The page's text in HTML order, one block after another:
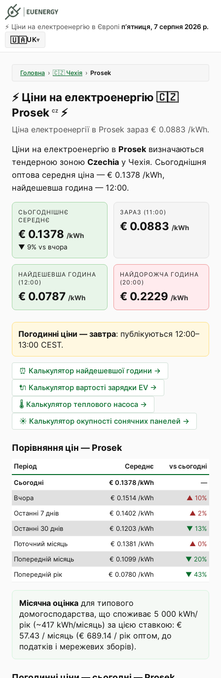
⚡️ Ціни на електроенергію в Європі пʼятниця, 7 серпня 2026 р.
🇺🇦UK▾
Головна › 🇨🇿 Чехія › Prosek
⚡️ Ціни на електроенергію 🇨🇿
Prosek CZ ⚡️
Ціна електроенергії в Prosek зараз € 0.0883 /kWh.
Ціни на електроенергію в Prosekвизначаються
тендерною зоною Czechia у Чехія. Сьогоднішня
оптова середня ціна — € 0.1378 /kWh,
найдешевша година — 12:00.
СЬОГОДНІШНЄ
СЕРЕДНЄ
€ 0.1378 /kWh
▼ 9% vs вчора
ЗАРАЗ (11:00)
€ 0.0883 /kWh
НАЙДЕШЕВША ГОДИНА
(12:00)
€ 0.0787 /kWh
НАЙДОРОЖЧА ГОДИНА
(20:00)
€ 0.2229 /kWh
Погодинні ціни — завтра: публікуються 12:00–
13:00 CEST.
⏰ Калькулятор найдешевшої години →
🔌 Калькулятор вартості зарядки EV →
🌡️ Калькулятор теплового насоса →
☀️ Калькулятор окупності сонячних панелей →
Порівняння цін — Prosek
Період Середнє vs сьогодні
Сьогодні € 0.1378 /kWh
—
Вчора
€ 0.1514 /kWh ▲ 10%
Останні 7 днів
€ 0.1402 /kWh ▲ 2%
Останні 30 днів
€ 0.1203 /kWh ▼ 13%
Поточний місяць
€ 0.1381 /kWh ▲ 0%
Попередній місяць
€ 0.1099 /kWh ▼ 20%
Попередній рік
€ 0.0780 /kWh ▼ 43%
Місячна оцінка для типового
домогосподарства, що споживає 5 000 kWh/
рік (~417 kWh/місяць) за цією ставкою: €
57.43 / місяць (€ 689.14 / рік оптом, до
податків і мережевих зборів).